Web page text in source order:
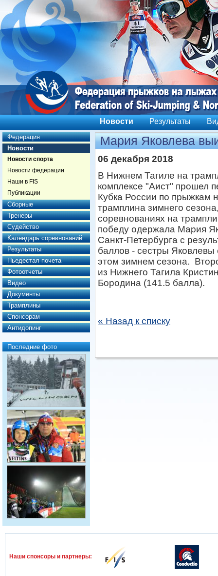
Новости Результаты
Федерация
Новости
Новости спорта
Новости федерации
Наши в FIS
Публикации
Сборные
Тренеры
Судейство
Календарь соревнований
Результаты
Пьедестал почета
Фотоотчеты
Видео
Документы
Трамплины
Спонсорам
Антидопинг
Последние фото
Мария Яковлева
06 декабря 2018
В Нижнем Тагиле на
комплексе "Аист" прошел
Кубка России по прыжкам
трамплина зимнего
соревнованиях на
победу одержала Мария
Санкт-Петербурга с
баллов - cестры Яковлевы
этом зимнем сезона.
из Нижнего Тагила
Бородина (141.5 балла).
« Назад к списку
Наши спонcоры и партнеры: